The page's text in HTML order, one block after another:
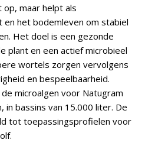
maar helpt als
het bodemleven om stabiel
Het doel is een gezonde
plant en een actief microbieel
wortels zorgen vervolgens
en bespeelbaarheid.
microalgen voor Natugram
in bassins van 15.000 liter. De
tot toepassingsprofielen voor